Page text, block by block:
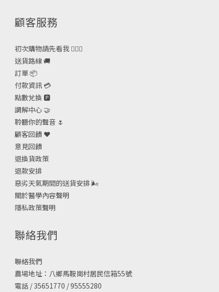
顧客服務
初次購物請先看我 🙋🏻‍♀️
送貨路線 🚚
訂單 📦
付款資訊 💳
點數兌換 🅿️
調解中心 🤝
聆聽你的聲音 🌷
顧客回饋 ❤️
意見回饋
退換貨政策
退款安排
惡劣天氣期間的送貨安排🌬
關於醫學內容聲明
隱私政策聲明
聯絡我們
聯絡我們
農場地址：八鄉馬鞍崗村居民信箱55號
電話 / 35651770 / 95555280